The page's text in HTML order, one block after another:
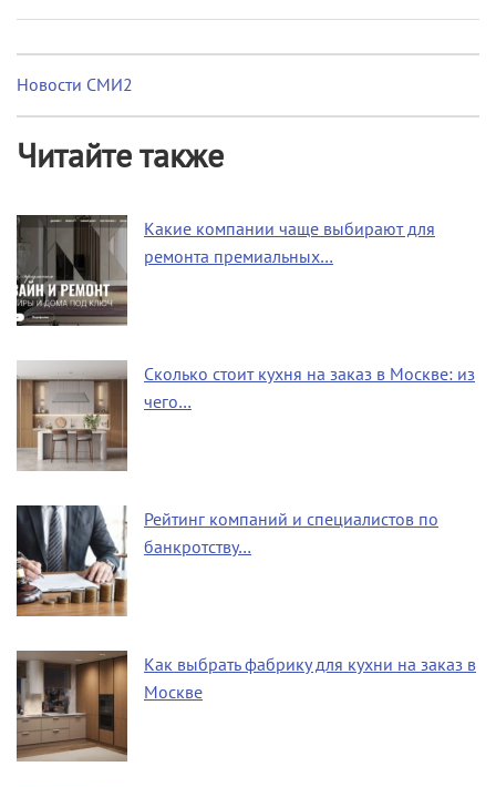
Новости СМИ2
Читайте также
Какие компании чаще выбирают для
ремонта премиальных…
Сколько стоит кухня на заказ в Москве: из
чего…
Рейтинг компаний и специалистов по
банкротству…
Как выбрать фабрику для кухни на заказ в
Москве